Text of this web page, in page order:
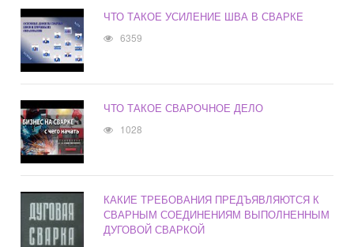
ЧТО ТАКОЕ УСИЛЕНИЕ ШВА В СВАРКЕ
6359
ЧТО ТАКОЕ СВАРОЧНОЕ ДЕЛО
1028
КАКИЕ ТРЕБОВАНИЯ ПРЕДЪЯВЛЯЮТСЯ К
СВАРНЫМ СОЕДИНЕНИЯМ ВЫПОЛНЕННЫМ
ДУГОВОЙ СВАРКОЙ